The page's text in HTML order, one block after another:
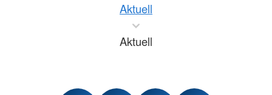
Aktuell
Aktuell